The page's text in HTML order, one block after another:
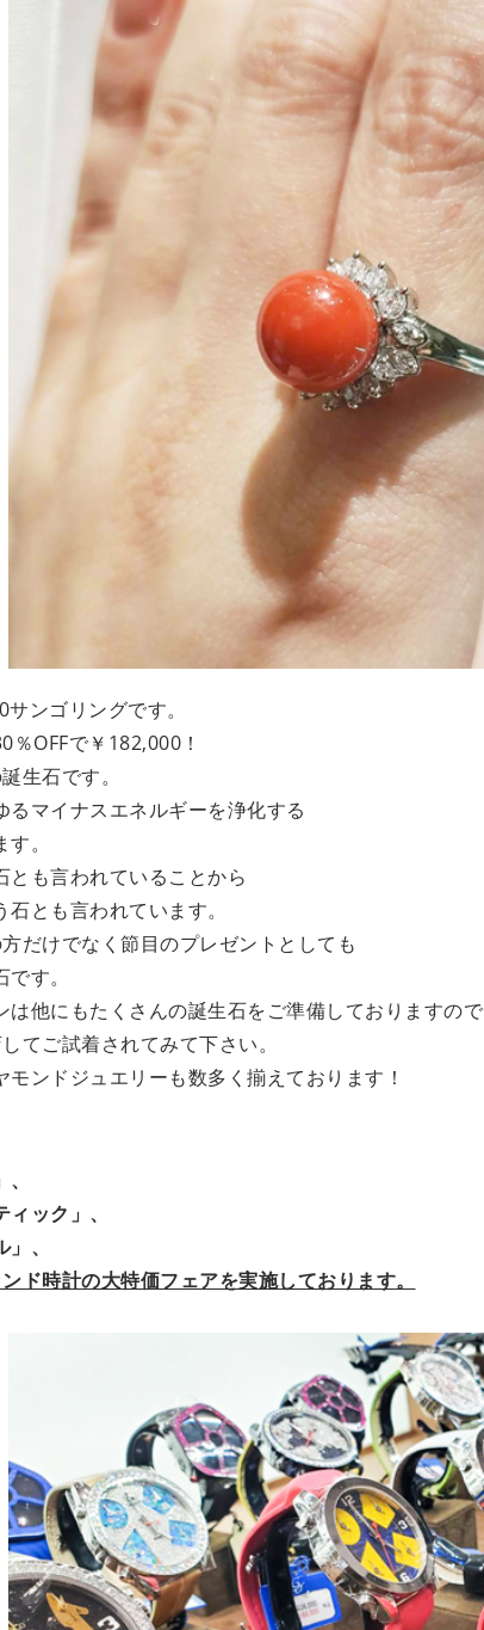
ンゴリングです。
％OFFで￥182,000！
生石です。
るマイナスエネルギーを浄化する
。
とも言われていることから
とも言われています。
だけでなく節目のプレゼントとしても
す。
は他にもたくさんの誕生石をご準備しておりますので
てご試着されてみて下さい。
モンドジュエリーも数多く揃えております！
ィック」、
、
ド時計の大特価フェアを実施しております。